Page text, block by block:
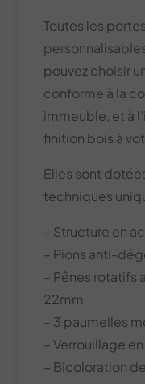
Toutes les
pouvez choisir
conforme à la
immeuble, et à
finition bois à
Elles sont
techniques
– Structure en
– Pions anti-
– Pênes
22mm
– 3 paumelles
– Verrouillage
– Bicoloration